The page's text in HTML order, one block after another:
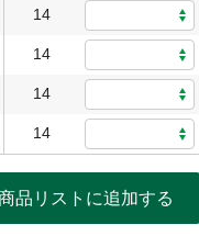
14
14
14
14
品リストに追加する